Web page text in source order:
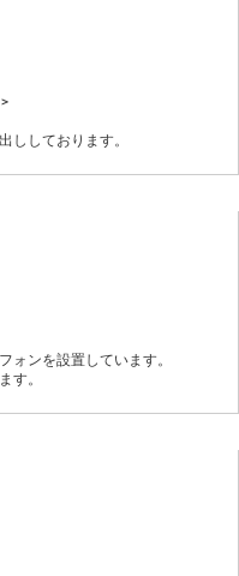
ししております。
ォンを設置しています。
す。